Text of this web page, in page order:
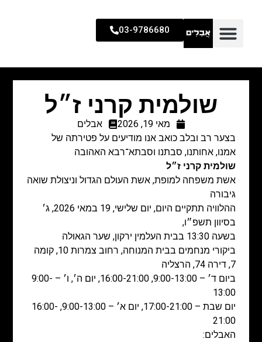
03-9786680
שולמית קרני ז״ל
מאי 19, 2026
אבלים
בצער רב ובלב כואב אנו מודיעים על פטירתה של
אמנו, אחותנו, סבתנו וסבתא־רבא האהובה
שולמית קרני ז״ל
אשת משפחה למופת, אשת העולם הגדול וניצולת שואה
גיבורה
ההלוויה תתקיים היום, יום שלישי, 19 במאי 2026, ג׳
בסיוון תשפ״ו,
בשעה 13:30 בבית העלמין ירקון, שער הגאולה
ביקורי מנחמים בבית המנוחה, רחוב צמרות 10, קומה
7, דירה 74, הרצליה
ביום ד׳ – 9:00-13:00, 16:00-21:00, יום ה׳, ו׳ – 9:00-
13:00
יום שבת – 17:00-21:00, יום א׳ – 9:00-13:00, 16:00-
21:00
האבלים: